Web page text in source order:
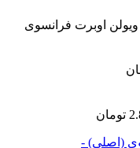
اوبرت فرانسوی
تومان